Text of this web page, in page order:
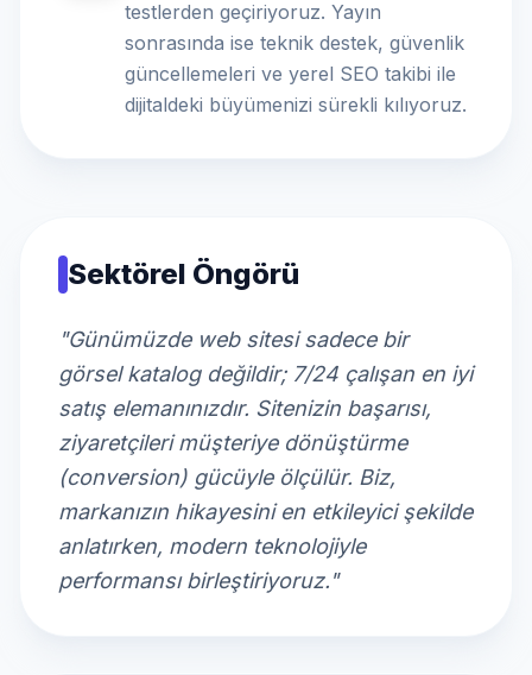
testlerden geçiriyoruz. Yayın
sonrasında ise teknik destek, güvenlik
güncellemeleri ve yerel SEO takibi ile
dijitaldeki büyümenizi sürekli kılıyoruz.
Sektörel Öngörü
"Günümüzde web sitesi sadece bir
görsel katalog değildir; 7/24 çalışan en iyi
satış elemanınızdır. Sitenizin başarısı,
ziyaretçileri müşteriye dönüştürme
(conversion) gücüyle ölçülür. Biz,
markanızın hikayesini en etkileyici şekilde
anlatırken, modern teknolojiyle
performansı birleştiriyoruz."